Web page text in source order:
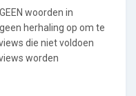
woorden in
herhaling op om te
die niet voldoen
worden